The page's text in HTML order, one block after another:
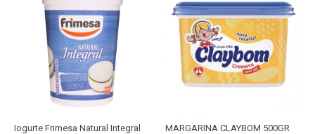
Iogurte Frimesa Natural Integral
MARGARINA CLAYBOM 500GR